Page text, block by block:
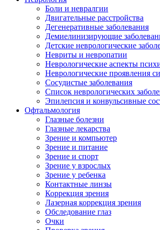
Боли и невралгии
Двигательные расстройства
Дегенеративные заболевания
Демиелинизирующие
Детские неврологические
Невриты и невропатии
Неврологические аспекты
Неврологические проявления
Сосудистые заболевания
Список неврологических
Эпилепсия и конвульсивные
Офтальмология
Глазные болезни
Глазные лекарства
Зрение и компьютер
Зрение и питание
Зрение и спорт
Зрение у взрослых
Зрение у ребенка
Контактные линзы
Коррекция зрения
Лазерная коррекция зрения
Обследование глаз
Очки